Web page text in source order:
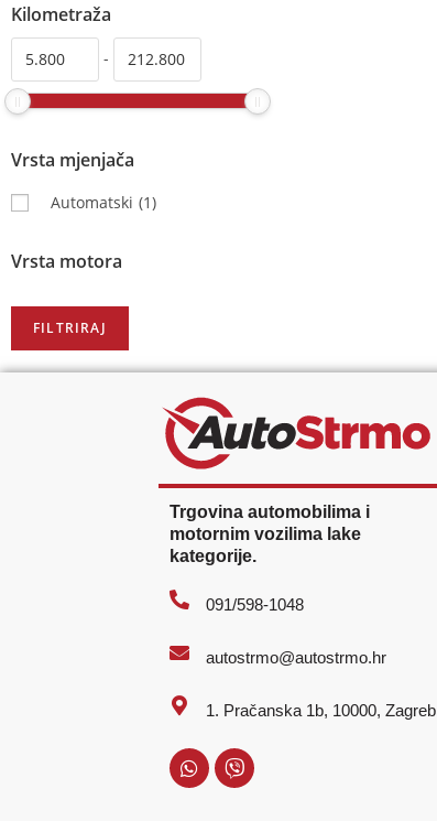
Kilometraža
-
Vrsta mjenjača
Automatski (1)
Vrsta motora
Trgovina automobilima i
motornim vozilima lake
kategorije.
091/598-1048
autostrmo@autostrmo.hr
1. Pračanska 1b, 10000, Zagreb